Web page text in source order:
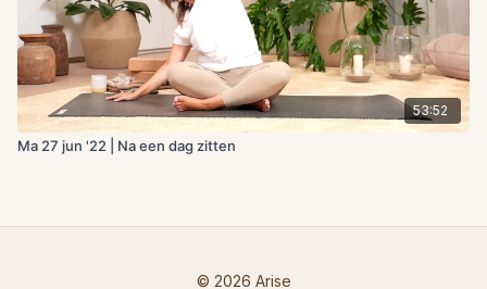
53:52
Ma 27 jun '22 | Na een dag zitten
© 2026 Arise